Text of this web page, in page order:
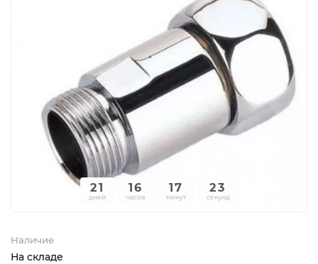
21
дней
16
часов
17
минут
23
секунд
Наличие
На складе